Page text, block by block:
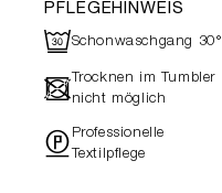
PFLEGEHINWEIS
RSchonwaschgang 30°
- Trocknen im Tumbler
nicht möglich
"Professionelle
Textilpflege